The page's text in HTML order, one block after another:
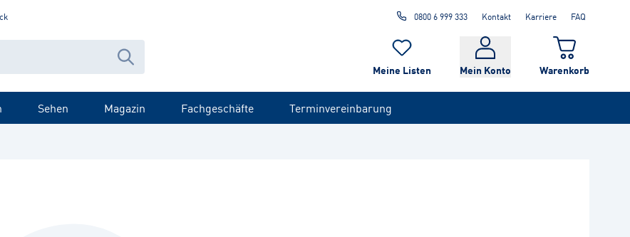
0800 6 999 333 Kontakt Karriere FAQ
Meine Listen Mein Konto Warenkorb
Sehen Magazin Fachgeschäfte Terminvereinbarung